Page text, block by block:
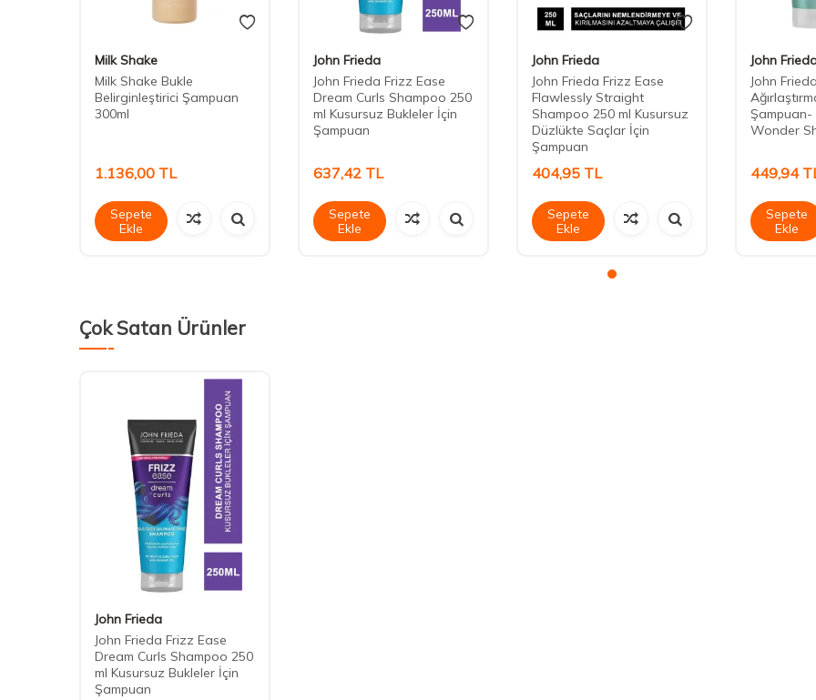
Milk Shake
Milk Shake Bukle
Belirginleştirici Şampuan
300ml
1.136,00 TL
Sepete
Ekle
John Frieda
John Frieda Frizz Ease
Dream Curls Shampoo 250
ml Kusursuz Bukleler İçin
Şampuan
637,42 TL
Sepete
Ekle
John Frieda
John Frieda Frizz Ease
Flawlessly Straight
Shampoo 250 ml Kusursuz
Düzlükte Saçlar İçin
Şampuan
404,95 TL
Sepete
Ekle
John
John
Wonder
449,94
Sepete
Ekle
Çok Satan Ürünler
John Frieda
John Frieda Frizz Ease
Dream Curls Shampoo 250
ml Kusursuz Bukleler İçin
Şampuan